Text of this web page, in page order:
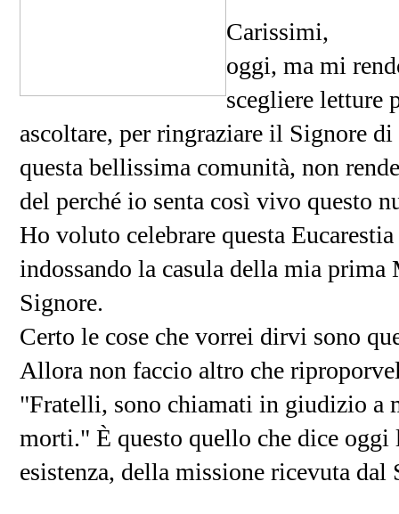
Carissimi,
oggi, ma mi
scegliere letture
ascoltare, per ringraziare il Signore
questa bellissima comunità, non
del perché io senta così vivo questo
Ho voluto celebrare questa
indossando la casula della mia prima
Signore.
Certo le cose che vorrei dirvi sono
Allora non faccio altro che
"Fratelli, sono chiamati in giudizio a
morti." È questo quello che dice oggi
esistenza, della missione ricevuta